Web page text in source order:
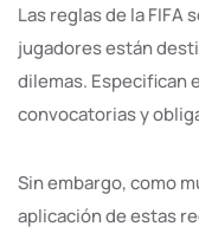
Las reglas de la FIFA
jugadores están
dilemas. Especifican
convocatorias y
Sin embargo, como
aplicación de estas